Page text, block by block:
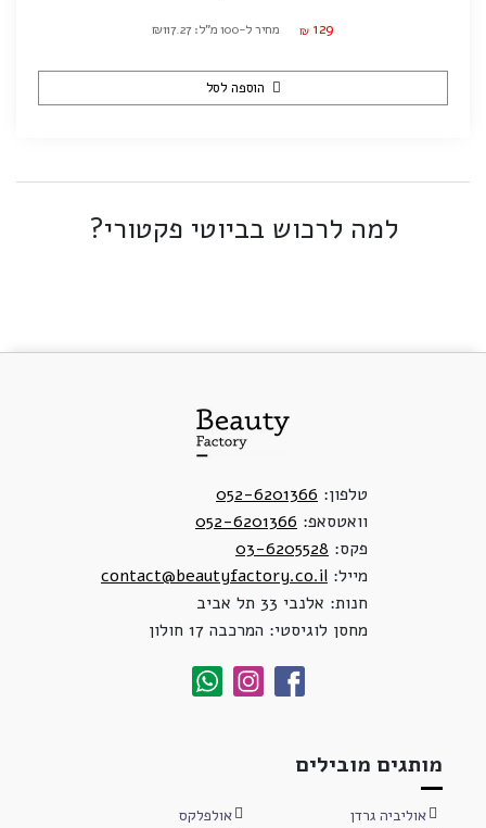
₪ 129 מחיר ל-100 מ"ל: ₪117.27
הוספה לסל
למה לרכוש בביוטי פקטורי?
טלפון: 052-6201366
וואטסאפ: 052-6201366
פקס: 03-6205528
מייל: contact@beautyfactory.co.il
חנות: אלנבי 33 תל אביב
מחסן לוגיסטי: המרכבה 17 חולון
מותגים מובילים
אוליביה גרדן
אולפלקס